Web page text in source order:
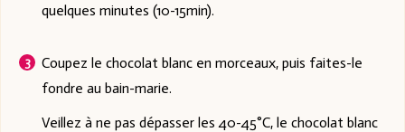
quelques minutes (10-15min).
Coupez le chocolat blanc en morceaux, puis faites-le
fondre au bain-marie.
Veillez à ne pas dépasser les 40-45°C, le chocolat blanc